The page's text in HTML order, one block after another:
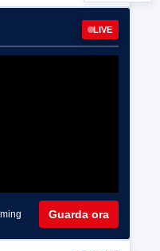
LIVE
Guarda ora